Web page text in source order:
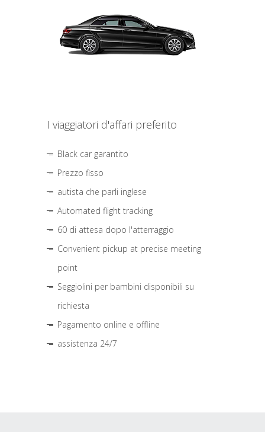
I viaggiatori d'affari preferito
Black car garantito
Prezzo fisso
autista che parli inglese
Automated flight tracking
60 di attesa dopo l'atterraggio
Convenient pickup at precise meeting
point
Seggiolini per bambini disponibili su
richiesta
Pagamento online e offline
assistenza 24/7